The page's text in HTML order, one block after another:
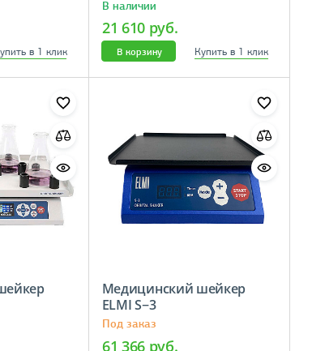
в 1 клик
В наличии
21 610 руб.
В корзину Купить в 1 клик
Медицинский шейкер
ELMI S−3
Под заказ
61 366 руб.